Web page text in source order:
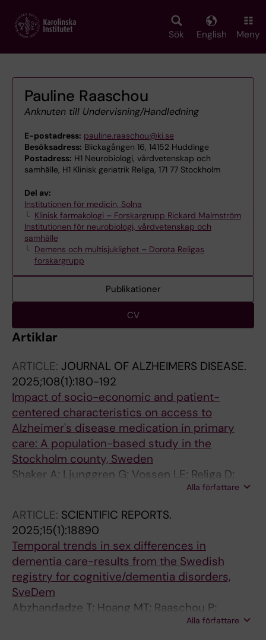
main
Sök English Meny
Pauline Raaschou
Anknuten till Undervisning/Handledning
E-postadress: pauline.raaschou@ki.se
Besöksadress: Blickagången 16, 14152 Huddinge
Postadress: H1 Neurobiologi, vårdvetenskap och
samhälle, H1 Klinisk geriatrik Religa, 171 77 Stockholm
Del av:
Institutionen för medicin, Solna
Klinisk farmakologi – Forskargrupp Rickard Malmström
Institutionen för neurobiologi, vårdvetenskap och
samhälle
Demens och multisjuklighet – Dorota Religas
forskargrupp
Publikationer
CV
Artiklar
ARTICLE: JOURNAL OF ALZHEIMERS DISEASE.
2025;108(1):180-192
Impact of socio-economic and patient-
centered characteristics on access to
Alzheimer's disease medication in primary
care: A population-based study in the
Stockholm county, Sweden
Shaker A; Ljunggren G; Vossen LE; Religa D;
Alla författare
ARTICLE: SCIENTIFIC REPORTS.
2025;15(1):18890
Temporal trends in sex differences in
dementia care-results from the Swedish
registry for cognitive/dementia disorders,
SveDem
Abzhandadze T; Hoang MT; Raaschou P;
Norgren J; Mo M; Molnar C; Xu H; Kananen L;
Alla författare